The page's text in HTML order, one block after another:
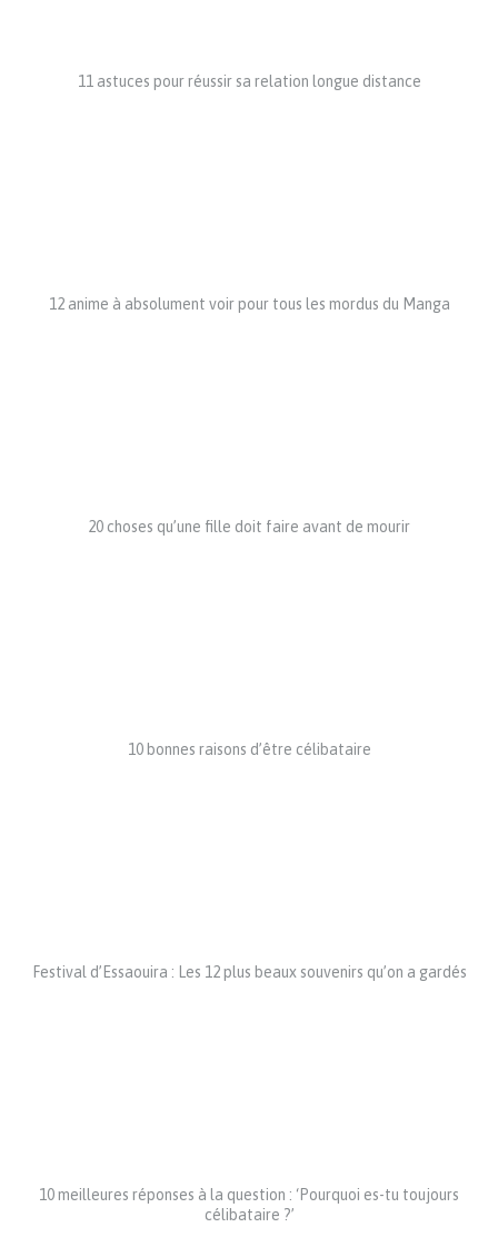
11 astuces pour réussir sa relation longue distance
12 anime à absolument voir pour tous les mordus du Manga
20 choses qu’une fille doit faire avant de mourir
10 bonnes raisons d’être célibataire
Festival d’Essaouira : Les 12 plus beaux souvenirs qu’on a gardés
10 meilleures réponses à la question : ‘Pourquoi es-tu toujours
célibataire ?’